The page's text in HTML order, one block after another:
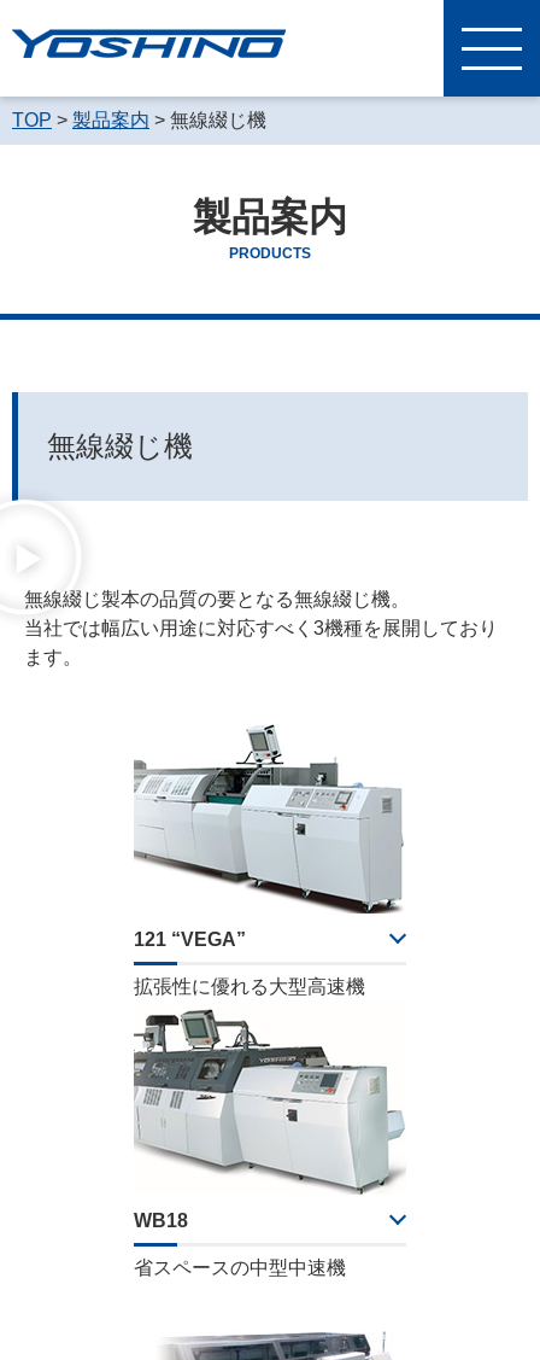
TOP 製品案内 無線綴じ機
製品案内
PRODUCTS
無線綴じ機
無線綴じ製本の品質の要となる無線綴じ機。
当社では幅広い用途に対応すべく3機種を展開しており
ます。
121 “VEGA”
拡張性に優れる大型高速機
WB18
省スペースの中型中速機